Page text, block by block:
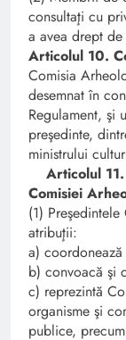
consultaţi cu
a avea drept
Articolul 10.
Comisia
desemnat în
Regulament, şi
preşedinte,
ministrului
Articolul 11.
Comisiei
(1)
atribuţii:
a)
b) convoacă şi
c) reprezintă
organisme şi
publice,